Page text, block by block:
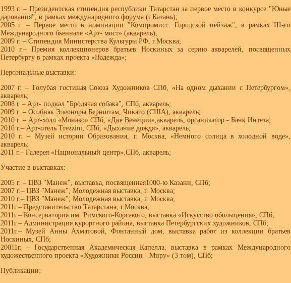
1993 г. – Президентская стипендия республики Татарстан за первое место в конкурсе "Юные
дарования", в рамках международного форума (г.Казань);
2005 г. – Первое место в номинации "Компромисс. Городской пейзаж", в рамках III-го
Международного бьеннале «Арт- мост» (акварель);
2009 г. – Стипендия Министерства Культуры РФ, г.Москва;
2010 г.– Премия коллекционеров братьев Носкиных за серию акварелей, посвященных
Петербургу в рамках проекта «Надежда»;
Персональные выставки:
2007 г. – Голубая гостиная Союза Художников СПб, «На одном дыхании с Петербургом»,
акварель;
2008 г – Арт- подвал "Бродячая собака", СПб, акварель;
2009 г. – Особняк Элеоноры Бернштам, Чикаго (США), акварель;
2010 г. – Арт-холл «Монако» СПб, «Две Венеции»,акварель, организатор - Банк Интеза;
2010 г.– Арт-отель Trezzini, СПб, «Дыхание дождя», акварель;
2010 г. – Музей истории Образования, г. Москва, «Немного солнца в холодной воде»,
акварель;
2011 г.– Галерея «Национальный центр»,СПб, акварель;
Участие в выставках:
2005 г. – ЦВЗ "Манеж", выставка, посвященная1000-ю Казани, СПб;
2007 г.– ЦВЗ "Манеж", Молодежная выставка, г. Москва;
2010 г.– ЦВЗ "Манеж", Молодежная выставка, г. Москва;
2011г.– Представительство Татарстана, г.Москва;
2011г.– Консерватория им. Римского-Корсакого, выставка «Искусство обольщения», СПб;
2011г.– Администрация курортного района, выставка Петербургских художников, СПб;
2011г.– Музей Анны Ахматовой, Фонтанный дом, выставка работ из коллекции братьев
Носкиных, СПб;
20011г. – Государственная Академическая Капелла, выставка в рамках Международного
художественного проекта «Художники России - Миру» (3 том), СПб;
Публикации: